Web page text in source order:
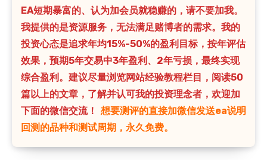
EA短期暴富的、认为加会员就稳赚的，请不要加我。
我提供的是资源服务，无法满足赌博者的需求。我的
投资心态是追求年均15%-50%的盈利目标，按年评估
效果，预期5年交易中3年盈利、2年亏损，最终实现
综合盈利。建议尽量浏览网站经验教程栏目，阅读50
篇以上的文章，了解并认可我的投资理念者，欢迎加
下面的微信交流！
想要测评的直接加微信发送ea说明
回测的品种和测试周期，永久免费。